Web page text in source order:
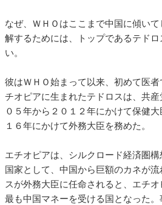
なぜ、ＷＨＯはここまで中国に傾い
解するためには、トップであるテド
い。
彼はＷＨＯ始まって以来、初めて医
チオピアに生まれたテドロスは、共
０５年から２０１２年にかけて保健
１６年にかけて外務大臣を務めた。
エチオピアは、シルクロード経済圏
国家として、中国から巨額のカネが
スが外務大臣に任命されると、エチ
最も中国マネーを受ける国となった